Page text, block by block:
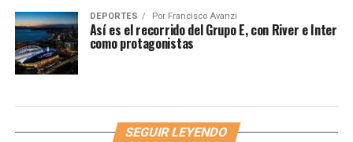
DEPORTES Por Francisco Avanzi
Así es el recorrido del Grupo E, con River e Inter
como protagonistas
SEGUIR LEYENDO